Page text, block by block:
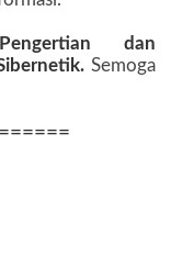
Pengertian dan
Semoga